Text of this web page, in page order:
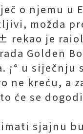
o njemu u
možda
rekao je
Golden
¡° u siječnju
ne kreću, a
će se
imati sjajnu